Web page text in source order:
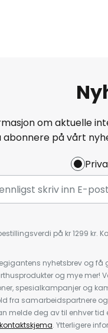
om aktuelle
abonnere på vårt
på kr 1299 kr.
nyhetsbrev og
og mye mer!
spesialkampanjer og
fra samarbeidspartnere
melde deg av til enhver
kontaktskjema. Ytterligere